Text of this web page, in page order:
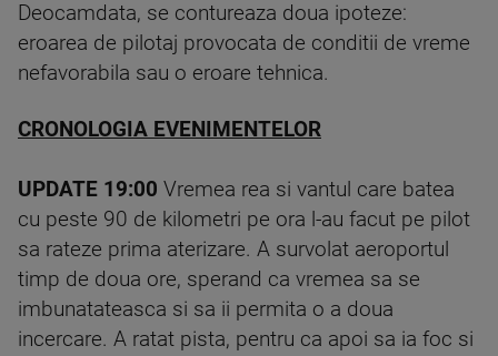
Deocamdata, se contureaza doua ipoteze:
eroarea de pilotaj provocata de conditii de vreme
nefavorabila sau o eroare tehnica.
CRONOLOGIA EVENIMENTELOR
UPDATE 19:00 Vremea rea si vantul care batea
cu peste 90 de kilometri pe ora l-au facut pe pilot
sa rateze prima aterizare. A survolat aeroportul
timp de doua ore, sperand ca vremea sa se
imbunatateasca si sa ii permita o a doua
incercare. A ratat pista, pentru ca apoi sa ia foc si